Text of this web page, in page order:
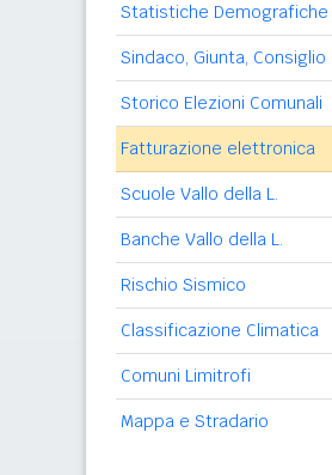
Statistiche Demografiche
Sindaco, Giunta, Consiglio
Storico Elezioni Comunali
Fatturazione elettronica
Scuole Vallo della L.
Banche Vallo della L.
Rischio Sismico
Classificazione Climatica
Comuni Limitrofi
Mappa e Stradario